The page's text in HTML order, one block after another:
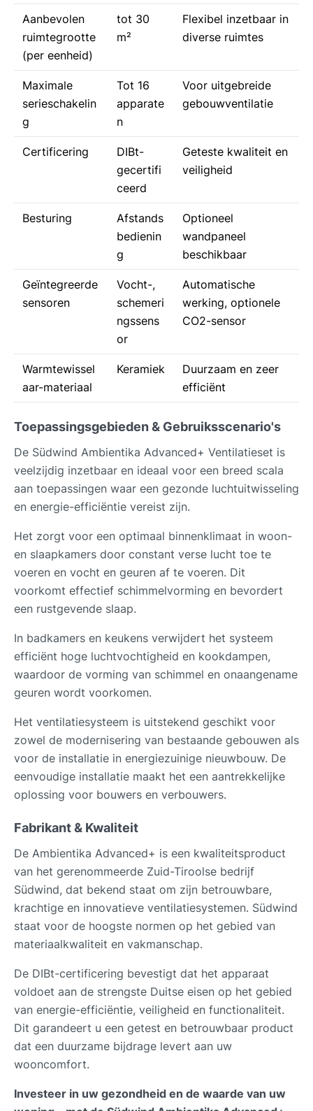
Aanbevolen
ruimtegrootte
(per eenheid)
tot 30
m²
Flexibel inzetbaar in
diverse ruimtes
Maximale
serieschakelin
g
Tot 16
apparate
n
Voor uitgebreide
gebouwventilatie
Certificering
DIBt-
gecertifi
ceerd
Geteste kwaliteit en
veiligheid
Besturing
Afstands
bedienin
g
Optioneel
wandpaneel
beschikbaar
Geïntegreerde
sensoren
Vocht-,
schemeri
ngssens
or
Automatische
werking, optionele
CO2-sensor
Warmtewissel
aar-materiaal
Keramiek
Duurzaam en zeer
efficiënt
Toepassingsgebieden & Gebruiksscenario's
De Südwind Ambientika Advanced+ Ventilatieset is
veelzijdig inzetbaar en ideaal voor een breed scala
aan toepassingen waar een gezonde luchtuitwisseling
en energie-efficiëntie vereist zijn.
Het zorgt voor een optimaal binnenklimaat in woon-
en slaapkamers door constant verse lucht toe te
voeren en vocht en geuren af te voeren. Dit
voorkomt effectief schimmelvorming en bevordert
een rustgevende slaap.
In badkamers en keukens verwijdert het systeem
efficiënt hoge luchtvochtigheid en kookdampen,
waardoor de vorming van schimmel en onaangename
geuren wordt voorkomen.
Het ventilatiesysteem is uitstekend geschikt voor
zowel de modernisering van bestaande gebouwen als
voor de installatie in energiezuinige nieuwbouw. De
eenvoudige installatie maakt het een aantrekkelijke
oplossing voor bouwers en verbouwers.
Fabrikant & Kwaliteit
De Ambientika Advanced+ is een kwaliteitsproduct
van het gerenommeerde Zuid-Tiroolse bedrijf
Südwind, dat bekend staat om zijn betrouwbare,
krachtige en innovatieve ventilatiesystemen. Südwind
staat voor de hoogste normen op het gebied van
materiaalkwaliteit en vakmanschap.
De DIBt-certificering bevestigt dat het apparaat
voldoet aan de strengste Duitse eisen op het gebied
van energie-efficiëntie, veiligheid en functionaliteit.
Dit garandeert u een getest en betrouwbaar product
dat een duurzame bijdrage levert aan uw
wooncomfort.
Investeer in uw gezondheid en de waarde van uw